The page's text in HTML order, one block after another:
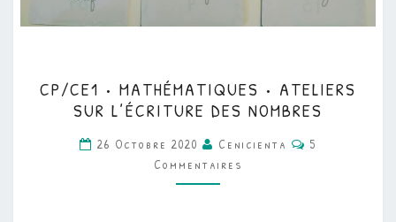
•
MATHÉMATIQUES
•
ATELIERS
CP/CE1 • MATHÉMATIQUES • ATELIERS
SUR L’ÉCRITURE DES NOMBRES
26 Octobre 2020 Cenicienta Commentaires
5
Commentaires